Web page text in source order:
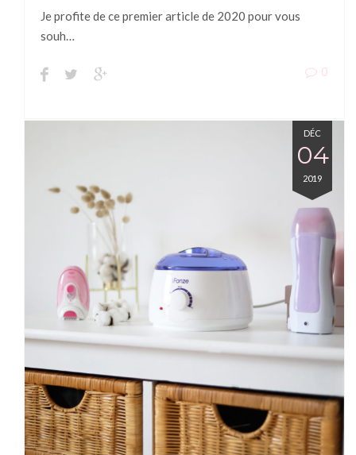
Je profite de ce premier article de 2020 pour vous
souh…
0
DÉC
04
2019